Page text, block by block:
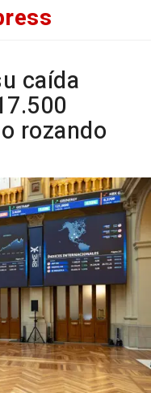
caída
rozando